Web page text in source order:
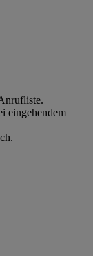
eingehendem